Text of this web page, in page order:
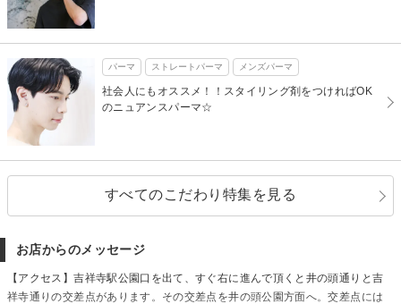
パーマ ストレートパーマ メンズパーマ
社会人にもオススメ！！スタイリング剤をつければOK
のニュアンスパーマ☆
すべてのこだわり特集を見る
お店からのメッセージ
【アクセス】吉祥寺駅公園口を出て、すぐ右に進んで頂くと井の頭通りと吉
祥寺通りの交差点があります。その交差点を井の頭公園方面へ。交差点には